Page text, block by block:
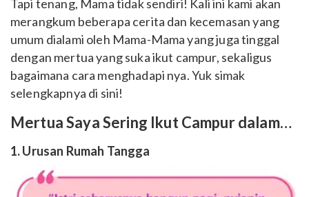
Tapi tenang, Mama tidak sendiri! Kali ini kami akan
merangkum beberapa cerita dan kecemasan yang
umum dialami oleh Mama-Mama yang juga tinggal
dengan mertua yang suka ikut campur, sekaligus
bagaimana cara menghadapi nya. Yuk simak
selengkapnya di sini!
Mertua Saya Sering Ikut Campur dalam…
1. Urusan Rumah Tangga